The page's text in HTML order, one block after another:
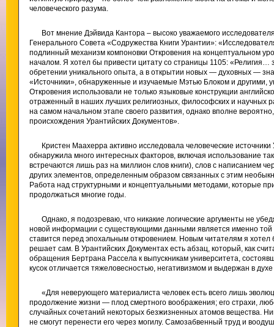
человеческого разума.
Вот мнение Дэйвида Кантора – высоко уважаемого
Генерального Совета «Содружества Книги Урантии»:
подлинный механизм компоновки Откровения на концептуальном
началом. Я хотел бы привести цитату со страницы 1105: «Религия…
обретении уникального опыта, а в открытии новых — духовных —
«Источники», обнаруженные и изучаемые Мэтью Блоком и другими,
Откровения использовали не только языковые конструкции
отраженный в наших лучших религиозных, философских и научных
на самом начальном этапе своего развития, однако вполне
происхождения Урантийских Документов».
Кристен Маахерра активно исследовала человеческие
обнаружила много интересных факторов, включая использование
встречаются лишь раз на миллион слов книги), слов с написанием
других элементов, определенным образом связанных с этим
Работа над структурными и концептуальными методами, которые
продолжаться многие годы.
Однако, я подозреваю, что никакие логические аргументы не
новой информации с существующими данными является именно той
ставится перед эпохальным откровением. Новым читателям я
решает сам. В Урантийских Документах есть абзац, который, как
обращения Бертрана Рассела к выпускникам университета,
кусок отличается тяжеловесностью, негативизмом и выдержан в
«Для неверующего материалиста человек есть всего лишь
продолжение жизни — плод смертного воображения; его страхи,
случайных сочетаний некоторых безжизненных атомов вещества.
не смогут перенести его через могилу. Самозабвенный труд и